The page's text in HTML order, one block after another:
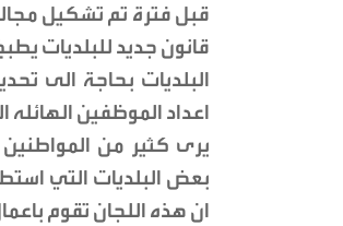
قبل فترة تم تشكيل
قانون جديد للبلديات
البلديات بحاجة الى
اعداد الموظفين الهائله
يرى كثير من
بعض البلديات التي
ان هذه اللجان تقوم